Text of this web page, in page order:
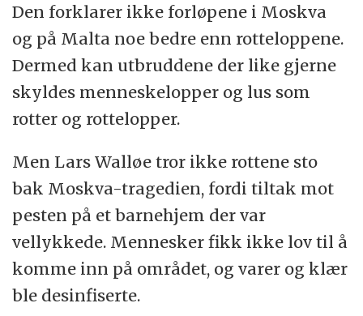
Den forklarer ikke forløpene i Moskva
og på Malta noe bedre enn rotteloppene.
Dermed kan utbruddene der like gjerne
skyldes menneskelopper og lus som
rotter og rottelopper.
Men Lars Walløe tror ikke rottene sto
bak Moskva-tragedien, fordi tiltak mot
pesten på et barnehjem der var
vellykkede. Mennesker fikk ikke lov til å
komme inn på området, og varer og klær
ble desinfiserte.